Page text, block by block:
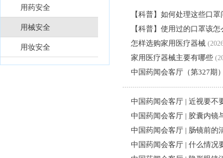
用药安全
用械安全
用妆安全
【科普】如何处理这些口
【科普】使用过的口罩该
怎样选购家用医疗器械
家用医疗器械主要有哪些
中国药闻会客厅（第327期
中国药闻会客厅 | 近视要
中国药闻会客厅 | 胶囊内
中国药闻会客厅 | 肠镜前的
中国药闻会客厅 | 什么情
键
开
盲